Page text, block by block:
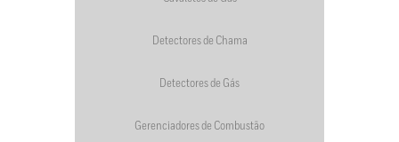
Detectores de Chama
Detectores de Gás
Gerenciadores de Combustão